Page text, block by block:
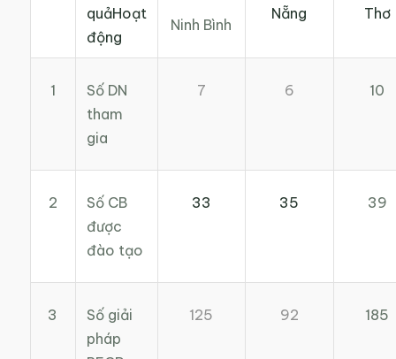
quảHoạt
động
Ninh Bình
Nẵng
Thơ
1
Số DN
tham
gia
7 6 10
2
Số CB
được
đào tạo
33 35 39
3
Số giải
pháp
125 92 185